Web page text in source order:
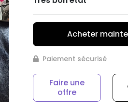
Acheter
Paiement sécurisé
Faire une
offre